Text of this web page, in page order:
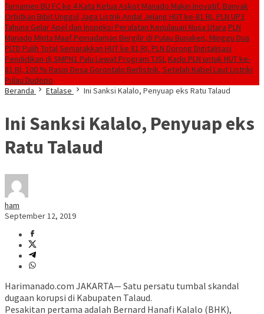
Turnamen BU FC ke 4 Kata Ketua Askot Manado Makin Inovatif, Banyak
Orbitkan Bibit Unggul Jaga Listrik Andal Jelang HUT ke-81 RI, PLN UP3
Tahuna Gelar Apel dan Inspeksi Peralatan Kepulauan Nusa Utara PLN
Manado Minta Maaf Pemadaman Bergilir di Pulau Bunaken, Minggu Dua
PLTD Pulih TotalSemarakkan HUT ke 81 RI, PLN Dorong Digitalisasi
Pendidikan di SMPN1 Palu Lewat Program TJSLKado PLN untuk HUT ke-
81 RI, 100 % Rasio Desa Gorontalo Berlistrik, Setelah Kabel Laut Listriki
Pulau Dudepo
Beranda
Etalase Ini Sanksi Kalalo, Penyuap eks Ratu Talaud
Ini Sanksi Kalalo, Penyuap eks
Ratu Talaud
ham
September 12, 2019
Harimanado.com JAKARTA— Satu persatu tumbal skandal
dugaan korupsi di Kabupaten Talaud.
Pesakitan pertama adalah Bernard Hanafi Kalalo (BHK),